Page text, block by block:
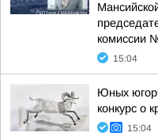
комиссии
15:04
Юных
конкурс о
15:04